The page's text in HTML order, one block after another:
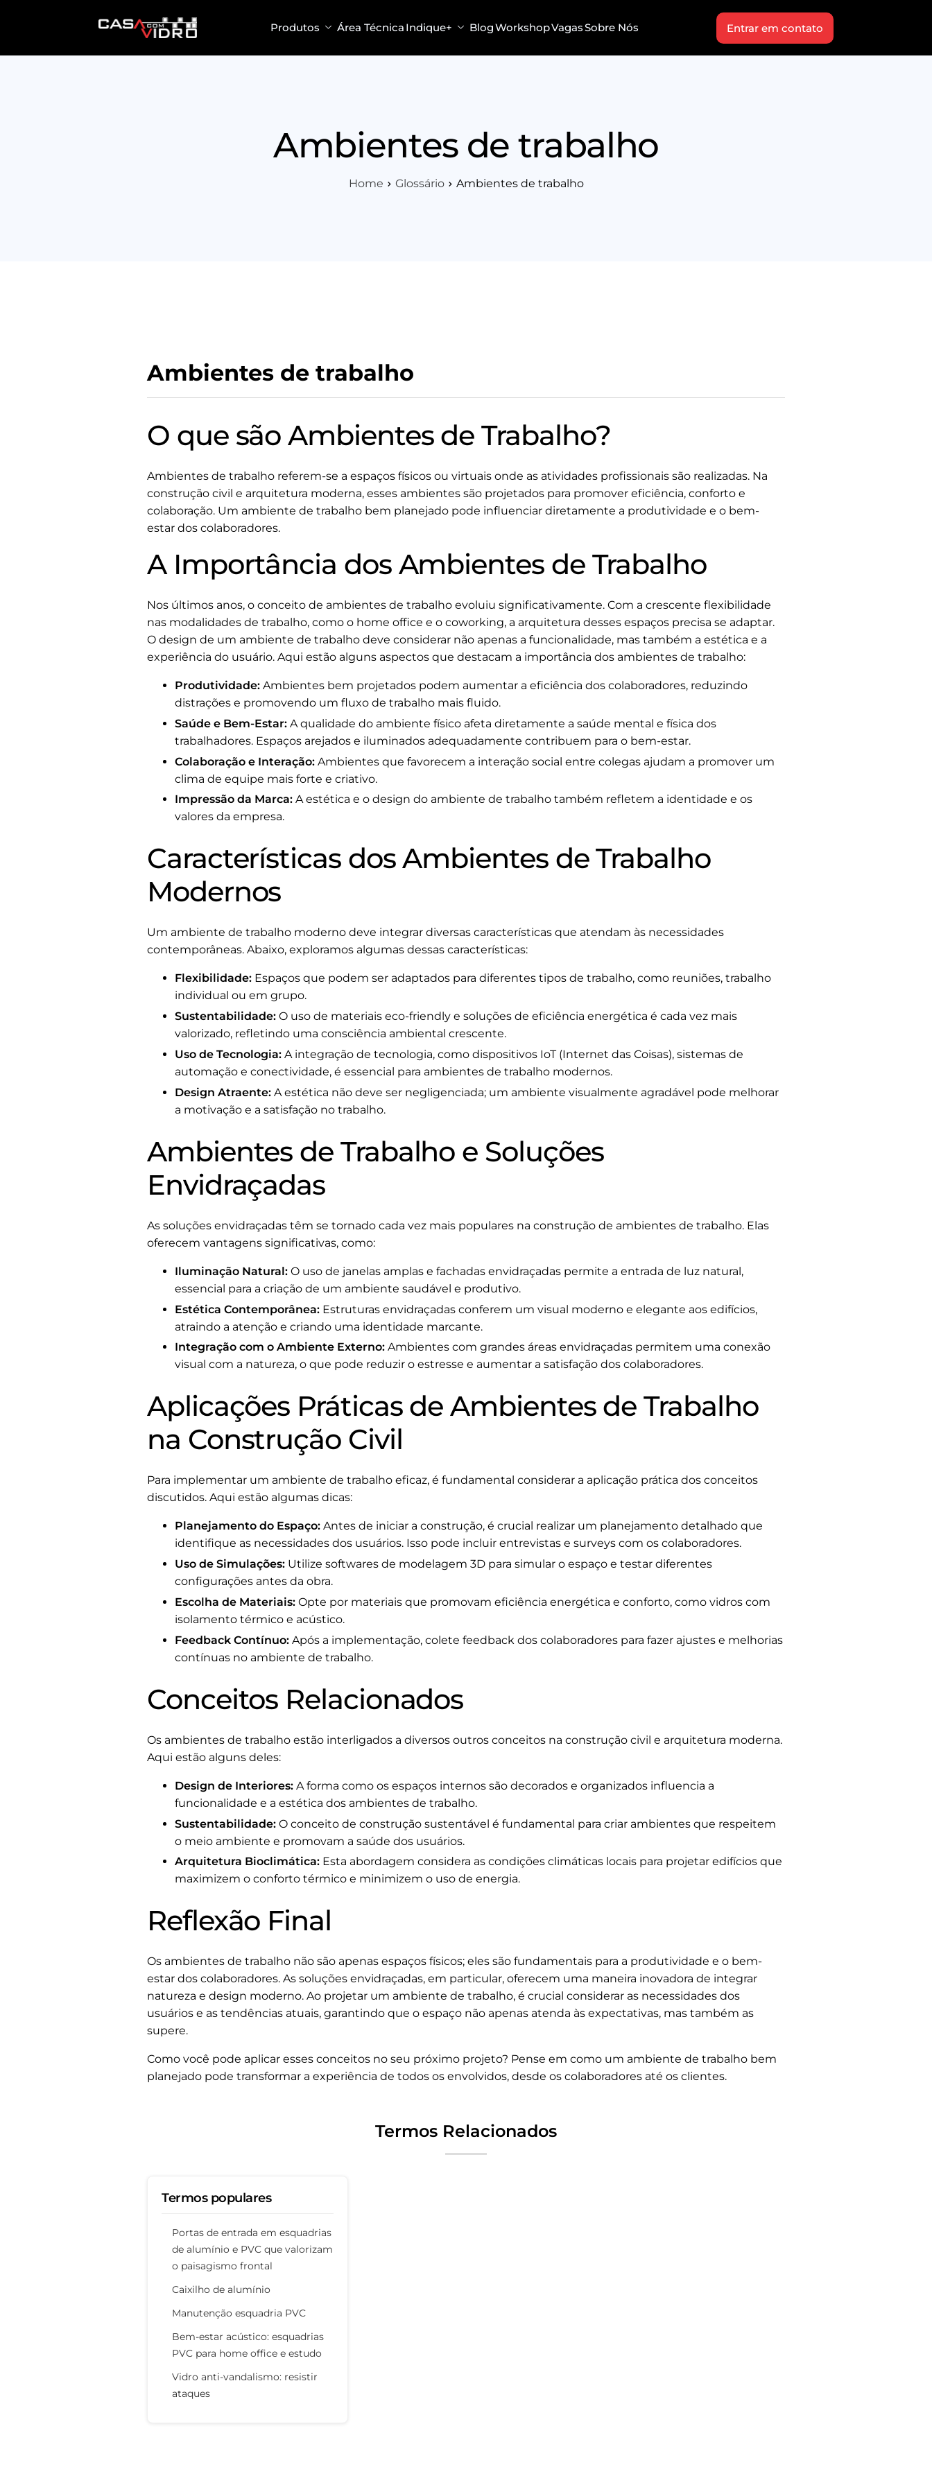
Produtos Área Técnica Indique+ BlogWorkshopVagasSobre Nós Entrar em contato
Ambientes de trabalho
Home Glossário Ambientes de trabalho
Ambientes de trabalho
O que são Ambientes de Trabalho?
Ambientes de trabalho referem-se a espaços físicos ou virtuais onde as atividades profissionais são realizadas. Na
construção civil e arquitetura moderna, esses ambientes são projetados para promover eficiência, conforto e
colaboração. Um ambiente de trabalho bem planejado pode influenciar diretamente a produtividade e o bem-
estar dos colaboradores.
A Importância dos Ambientes de Trabalho
Nos últimos anos, o conceito de ambientes de trabalho evoluiu significativamente. Com a crescente flexibilidade
nas modalidades de trabalho, como o home office e o coworking, a arquitetura desses espaços precisa se adaptar.
O design de um ambiente de trabalho deve considerar não apenas a funcionalidade, mas também a estética e a
experiência do usuário. Aqui estão alguns aspectos que destacam a importância dos ambientes de trabalho:
Produtividade: Ambientes bem projetados podem aumentar a eficiência dos colaboradores, reduzindo
distrações e promovendo um fluxo de trabalho mais fluido.
Saúde e Bem-Estar: A qualidade do ambiente físico afeta diretamente a saúde mental e física dos
trabalhadores. Espaços arejados e iluminados adequadamente contribuem para o bem-estar.
Colaboração e Interação: Ambientes que favorecem a interação social entre colegas ajudam a promover um
clima de equipe mais forte e criativo.
Impressão da Marca: A estética e o design do ambiente de trabalho também refletem a identidade e os
valores da empresa.
Características dos Ambientes de Trabalho
Modernos
Um ambiente de trabalho moderno deve integrar diversas características que atendam às necessidades
contemporâneas. Abaixo, exploramos algumas dessas características:
Flexibilidade: Espaços que podem ser adaptados para diferentes tipos de trabalho, como reuniões, trabalho
individual ou em grupo.
Sustentabilidade: O uso de materiais eco-friendly e soluções de eficiência energética é cada vez mais
valorizado, refletindo uma consciência ambiental crescente.
Uso de Tecnologia: A integração de tecnologia, como dispositivos IoT (Internet das Coisas), sistemas de
automação e conectividade, é essencial para ambientes de trabalho modernos.
Design Atraente: A estética não deve ser negligenciada; um ambiente visualmente agradável pode melhorar
a motivação e a satisfação no trabalho.
Ambientes de Trabalho e Soluções
Envidraçadas
As soluções envidraçadas têm se tornado cada vez mais populares na construção de ambientes de trabalho. Elas
oferecem vantagens significativas, como:
Iluminação Natural: O uso de janelas amplas e fachadas envidraçadas permite a entrada de luz natural,
essencial para a criação de um ambiente saudável e produtivo.
Estética Contemporânea: Estruturas envidraçadas conferem um visual moderno e elegante aos edifícios,
atraindo a atenção e criando uma identidade marcante.
Integração com o Ambiente Externo: Ambientes com grandes áreas envidraçadas permitem uma conexão
visual com a natureza, o que pode reduzir o estresse e aumentar a satisfação dos colaboradores.
Aplicações Práticas de Ambientes de Trabalho
na Construção Civil
Para implementar um ambiente de trabalho eficaz, é fundamental considerar a aplicação prática dos conceitos
discutidos. Aqui estão algumas dicas:
Planejamento do Espaço: Antes de iniciar a construção, é crucial realizar um planejamento detalhado que
identifique as necessidades dos usuários. Isso pode incluir entrevistas e surveys com os colaboradores.
Uso de Simulações: Utilize softwares de modelagem 3D para simular o espaço e testar diferentes
configurações antes da obra.
Escolha de Materiais: Opte por materiais que promovam eficiência energética e conforto, como vidros com
isolamento térmico e acústico.
Feedback Contínuo: Após a implementação, colete feedback dos colaboradores para fazer ajustes e melhorias
contínuas no ambiente de trabalho.
Conceitos Relacionados
Os ambientes de trabalho estão interligados a diversos outros conceitos na construção civil e arquitetura moderna.
Aqui estão alguns deles:
Design de Interiores: A forma como os espaços internos são decorados e organizados influencia a
funcionalidade e a estética dos ambientes de trabalho.
Sustentabilidade: O conceito de construção sustentável é fundamental para criar ambientes que respeitem
o meio ambiente e promovam a saúde dos usuários.
Arquitetura Bioclimática: Esta abordagem considera as condições climáticas locais para projetar edifícios que
maximizem o conforto térmico e minimizem o uso de energia.
Reflexão Final
Os ambientes de trabalho não são apenas espaços físicos; eles são fundamentais para a produtividade e o bem-
estar dos colaboradores. As soluções envidraçadas, em particular, oferecem uma maneira inovadora de integrar
natureza e design moderno. Ao projetar um ambiente de trabalho, é crucial considerar as necessidades dos
usuários e as tendências atuais, garantindo que o espaço não apenas atenda às expectativas, mas também as
supere.
Como você pode aplicar esses conceitos no seu próximo projeto? Pense em como um ambiente de trabalho bem
planejado pode transformar a experiência de todos os envolvidos, desde os colaboradores até os clientes.
Termos Relacionados
Termos populares
Portas de entrada em esquadrias
de alumínio e PVC que valorizam
o paisagismo frontal
Caixilho de alumínio
Manutenção esquadria PVC
Bem-estar acústico: esquadrias
PVC para home office e estudo
Vidro anti-vandalismo: resistir
ataques